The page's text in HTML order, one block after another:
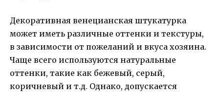
Декоративная венецианская штукатурка
может иметь различные оттенки и текстуры,
в зависимости от пожеланий и вкуса хозяина.
Чаще всего используются натуральные
оттенки, такие как бежевый, серый,
коричневый и т.д. Однако, допускается